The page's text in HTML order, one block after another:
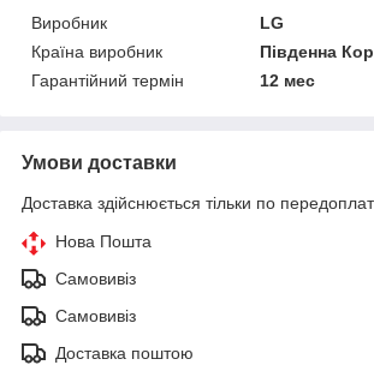
Виробник
LG
Країна виробник
Південна
Гарантійний термін
12 мес
Умови доставки
Доставка здійснюється тільки по
Нова Пошта
Самовивіз
Самовивіз
Доставка поштою